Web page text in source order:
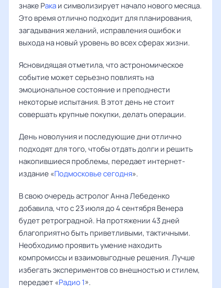
знаке Ракаи символизирует начало нового месяца.
Это время отлично подходит для планирования,
загадывания желаний, исправления ошибок и
выхода на новый уровень во всех сферах жизни.
Ясновидящая отметила, что астрономическое
событие может серьезно повлиять на
эмоциональное состояние и преподнести
некоторые испытания. В этот день не стоит
совершать крупные покупки, делать операции.
День новолуния и последующие дни отлично
подходят для того, чтобы отдать долги и решить
накопившиеся проблемы, передает интернет-
издание «Подмосковье сегодня».
В свою очередь астролог Анна Лебеденко
добавила, что с 23 июля до 4 сентября Венера
будет ретроградной. На протяжении 43 дней
благоприятно быть приветливыми, тактичными.
Необходимо проявить умение находить
компромиссы и взаимовыгодные решения. Лучше
избегать экспериментов со внешностью и стилем,
передает «Радио 1».